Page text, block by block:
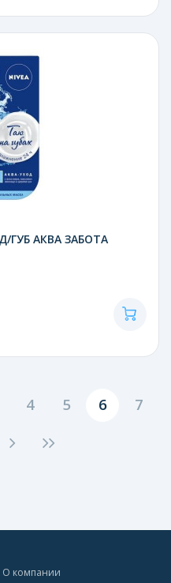
ГУБ АКВА ЗАБОТА
4 5 6
7
О компании